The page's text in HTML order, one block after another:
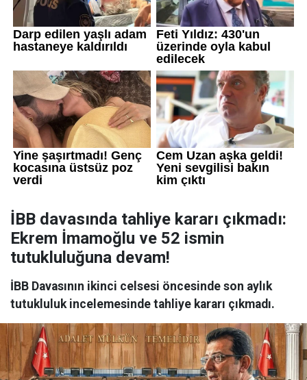
İBB davasında tahliye kararı çıkmadı:
Ekrem İmamoğlu ve 52 ismin
tutukluluğuna devam!
İBB Davasının ikinci celsesi öncesinde son aylık
tutukluluk incelemesinde tahliye kararı çıkmadı.